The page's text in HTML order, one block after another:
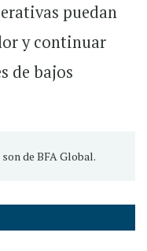
puedan
y continuar
de bajos
de BFA Global.